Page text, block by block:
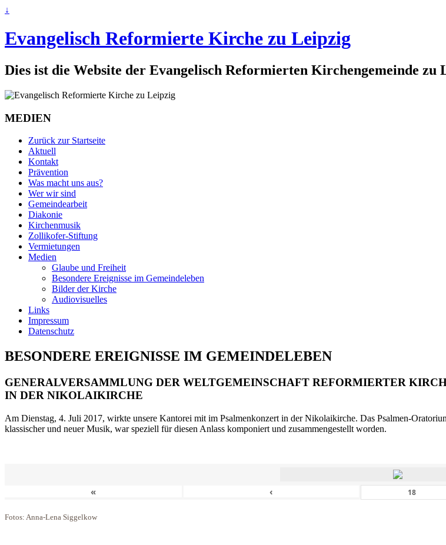
↓
Evangelisch Reformierte Kirche zu Leipzig
Dies ist die Website der Evangelisch Reformierten Kirchengemeinde zu
MEDIEN
Zurück zur Startseite
Aktuell
Kontakt
Prävention
Was macht uns aus?
Wer wir sind
Gemeindearbeit
Diakonie
Kirchenmusik
Zollikofer-Stiftung
Vermietungen
Medien
Glaube und Freiheit
Besondere Ereignisse im Gemeindeleben
Bilder der Kirche
Audiovisuelles
Links
Impressum
Datenschutz
BESONDERE EREIGNISSE IM GEMEINDELEBEN
GENERALVERSAMMLUNG DER WELTGEMEINSCHAFT REFORMIERTER
IN DER NIKOLAIKIRCHE
Am Dienstag, 4. Juli 2017, wirkte unsere Kantorei mit im Psalmenkonzert in der Nikolaikirche. Das Psalmen-
klassischer und neuer Musik, war speziell für diesen Anlass komponiert und zusammengestellt worden.
« ‹
Fotos: Anna-Lena Siggelkow